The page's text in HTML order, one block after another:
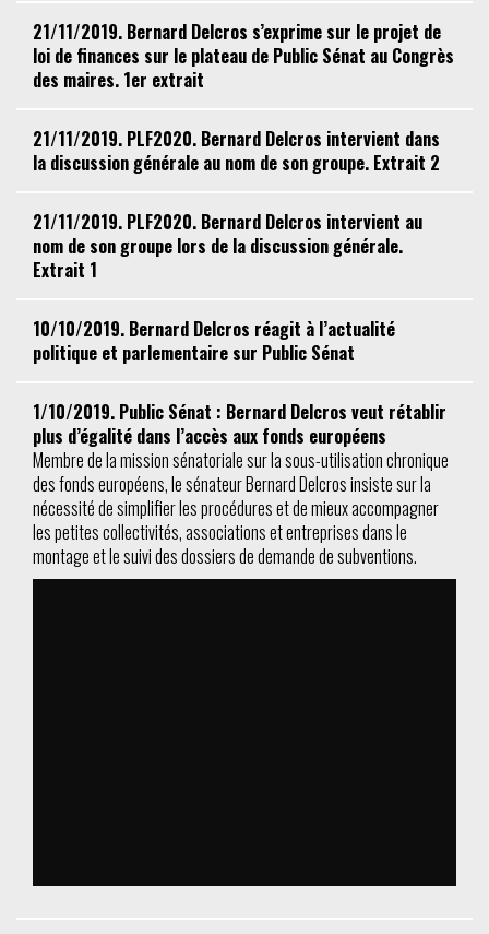
21/11/2019. Bernard Delcros s’exprime sur le projet de
loi de finances sur le plateau de Public Sénat au Congrès
des maires. 1er extrait
21/11/2019. PLF2020. Bernard Delcros intervient dans
la discussion générale au nom de son groupe. Extrait 2
21/11/2019. PLF2020. Bernard Delcros intervient au
nom de son groupe lors de la discussion générale.
Extrait 1
10/10/2019. Bernard Delcros réagit à l’actualité
politique et parlementaire sur Public Sénat
1/10/2019. Public Sénat : Bernard Delcros veut rétablir
plus d’égalité dans l’accès aux fonds européens
Membre de la mission sénatoriale sur la sous-utilisation chronique
des fonds européens, le sénateur Bernard Delcros insiste sur la
nécessité de simplifier les procédures et de mieux accompagner
les petites collectivités, associations et entreprises dans le
montage et le suivi des dossiers de demande de subventions.